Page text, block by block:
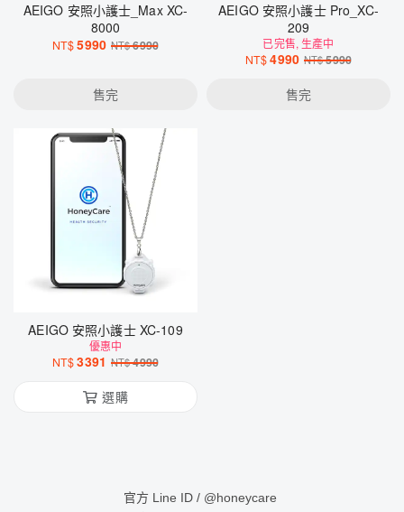
AEIGO 安照小護士_Max XC-
8000
NT$5990 NT$6990
售完
AEIGO 安照小護士 Pro_XC-
209
已完售, 生產中
NT$4990 NT$5990
售完
AEIGO 安照小護士 XC-109
優惠中
NT$3391 NT$4990
選購
官方 Line ID / @honeycare